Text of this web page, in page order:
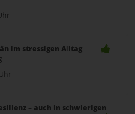
im stressigen Alltag
– auch in schwierigen